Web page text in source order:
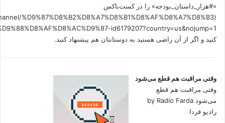
«#هزار_داستان_بودجه» را در کست‌باکس
%D9%87%D8%B2%D8%A7%D8%B1%D8%AF%D8%A7%D8%B3
کنید و اگر از آن راضی هستید به دوستانتان هم پیشنهاد کنید.
وقتی مراقبت هم قطع می‌شود
وقتی مراقبت هم قطع
می‌شود by Radio Farda
رادیو فردا